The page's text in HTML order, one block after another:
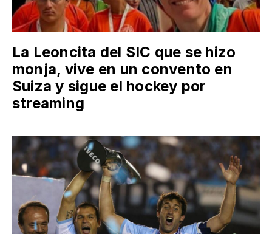
La Leoncita del SIC que se hizo
monja, vive en un convento en
Suiza y sigue el hockey por
streaming